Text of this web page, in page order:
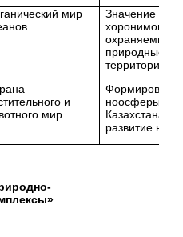
мир
Значение
хоронимов
охраняемые
природные
территории)
и
мир
ноосферы.
Казахстана в
развитие